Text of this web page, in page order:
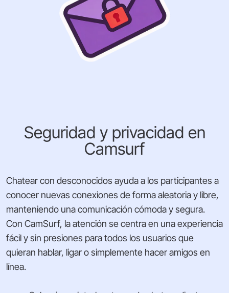
Seguridad y privacidad en
Camsurf
Chatear con desconocidos ayuda a los participantes a
conocer nuevas conexiones de forma aleatoria y libre,
manteniendo una comunicación cómoda y segura.
Con CamSurf, la atención se centra en una experiencia
fácil y sin presiones para todos los usuarios que
quieran hablar, ligar o simplemente hacer amigos en
línea.